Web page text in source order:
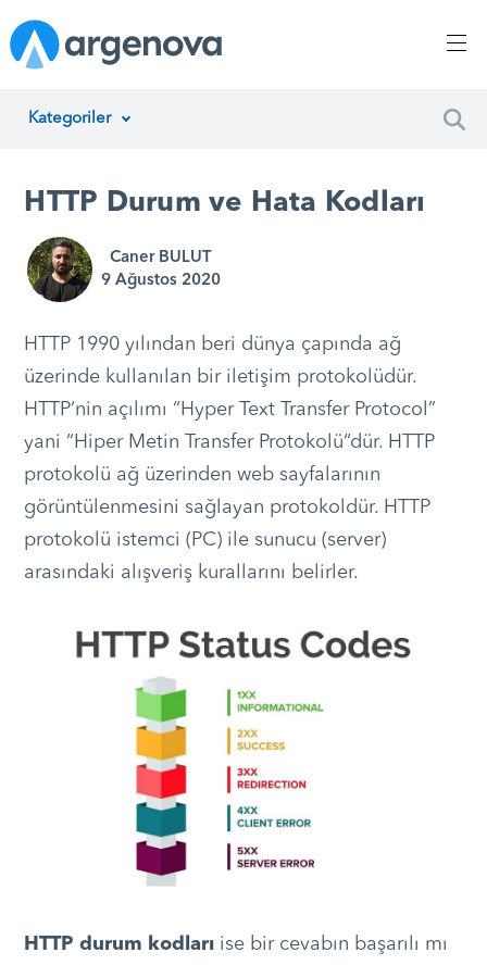
Kategoriler
Yazılım Geliştirme
Proje Yönetimi
Müşteri Hizmetleri
Teknoloji
HTTP Durum ve Hata Kodları
Caner BULUT
9 Ağustos 2020
HTTP 1990 yılından beri dünya çapında ağ
üzerinde kullanılan bir iletişim protokolüdür.
HTTP‘nin açılımı “Hyper Text Transfer Protocol”
yani “Hiper Metin Transfer Protokolü“dür. HTTP
protokolü ağ üzerinden web sayfalarının
görüntülenmesini sağlayan protokoldür. HTTP
protokolü istemci (PC) ile sunucu (server)
arasındaki alışveriş kurallarını belirler.
HTTP durum kodlarıise bir cevabın başarılı mı